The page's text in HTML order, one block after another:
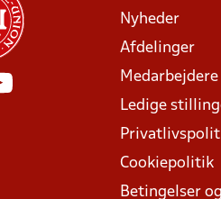
Nyheder
Afdelinger
Medarbejdere
Ledige
Cookiepolitik
Betingelser